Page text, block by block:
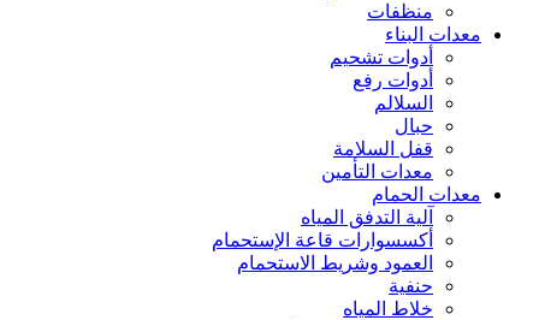
منظفات
معدات البناء
أدوات تشحيم
أدوات رفع
السلالم
حبال
قفل السلامة
معدات التأمين
معدات الحمام
آلية التدفق المياه
أكسسوارات قاعة الإستحمام
العمود وشريط الاستحمام
حنفية
خلاط المياه